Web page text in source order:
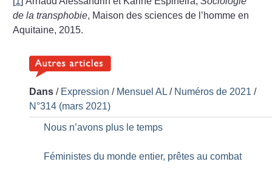
de la transphobie, Maison des sciences de l’homme en
Aquitaine, 2015.
Dans / Expression / Mensuel AL / Numéros de 2021 /
N°314 (mars 2021)
Nous n’avons plus le temps
Féministes du monde entier, prêtes au combat